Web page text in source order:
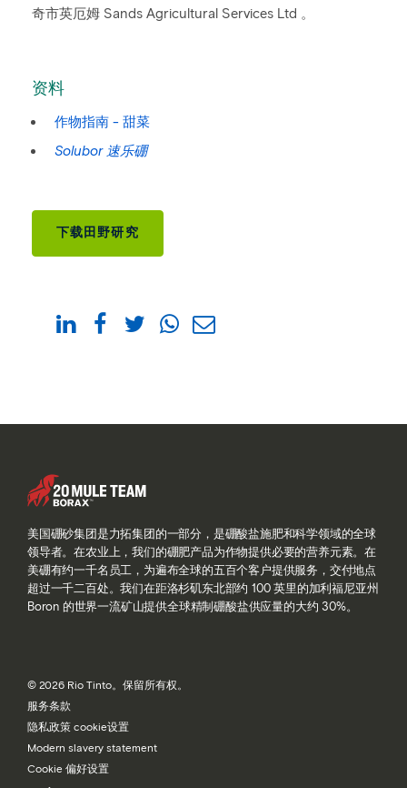
奇市英厄姆 Sands Agricultural Services Ltd 。
资料
作物指南 - 甜菜
Solubor 速乐硼
下载田野研究
美国硼砂集团是力拓集团的一部分，是硼酸盐施肥和科学领域的全球
领导者。在农业上，我们的硼肥产品为作物提供必要的营养元素。在
美硼有约一千名员工，为遍布全球的五百个客户提供服务，交付地点
超过一千二百处。我们在距洛杉矶东北部约 100 英里的加利福尼亚州
Boron 的世界一流矿山提供全球精制硼酸盐供应量的大约 30%。
© 2026 Rio Tinto。保留所有权。
服务条款
隐私政策 cookie设置
Modern slavery statement
Cookie 偏好设置